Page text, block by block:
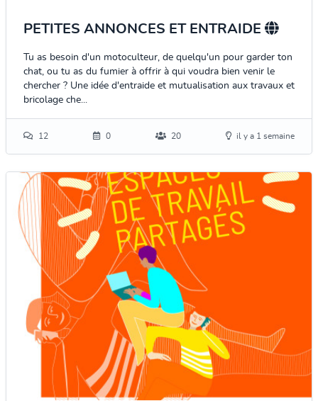
PETITES ANNONCES ET ENTRAIDE
Tu as besoin d'un motoculteur, de quelqu'un pour garder ton
chat, ou tu as du fumier à offrir à qui voudra bien venir le
chercher ? Une idée d'entraide et mutualisation aux travaux et
bricolage che...
12 0 20 il y a 1 semaine